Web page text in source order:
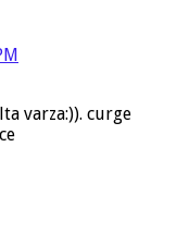
varza:)). curge